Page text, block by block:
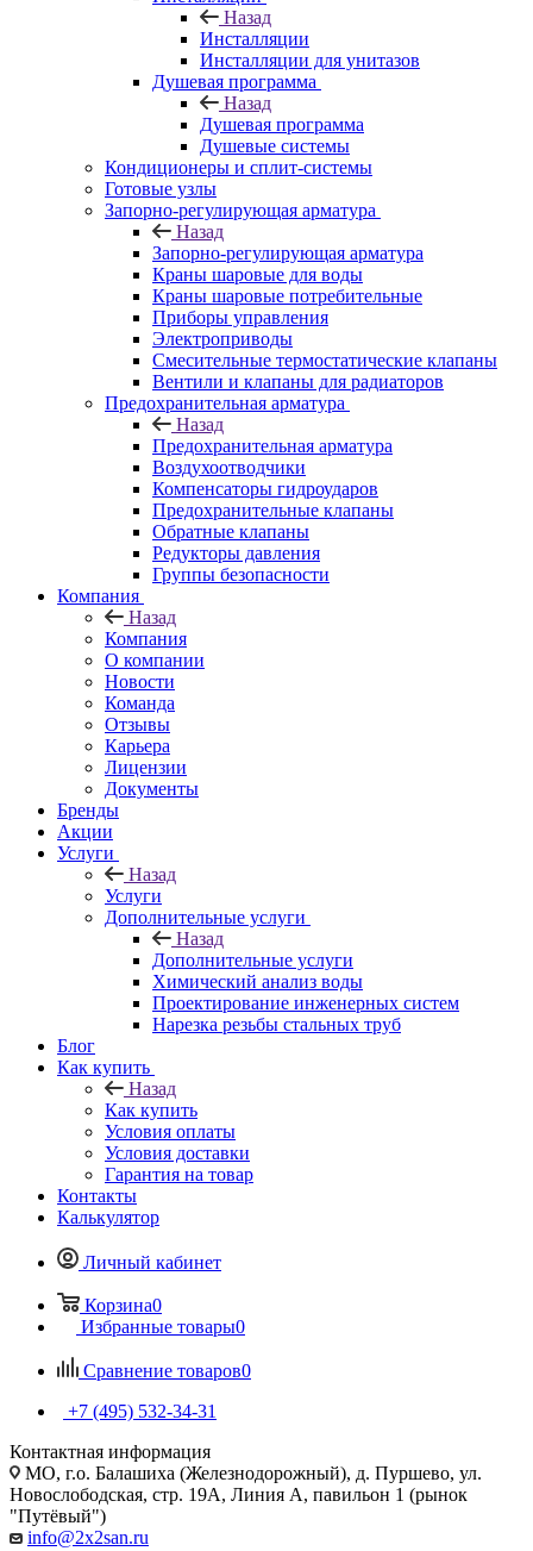
Назад
Инсталляции
Инсталляции для унитазов
Душевая программа
Назад
Душевая программа
Душевые системы
Кондиционеры и сплит-системы
Готовые узлы
Запорно-регулирующая арматура
Назад
Запорно-регулирующая арматура
Краны шаровые для воды
Краны шаровые потребительные
Приборы управления
Электроприводы
Смесительные термостатические клапаны
Вентили и клапаны для радиаторов
Предохранительная арматура
Назад
Предохранительная арматура
Воздухоотводчики
Компенсаторы гидроударов
Предохранительные клапаны
Обратные клапаны
Редукторы давления
Группы безопасности
Компания
Назад
Компания
О компании
Новости
Команда
Отзывы
Карьера
Лицензии
Документы
Бренды
Акции
Услуги
Назад
Услуги
Дополнительные услуги
Назад
Дополнительные услуги
Химический анализ воды
Проектирование инженерных систем
Нарезка резьбы стальных труб
Блог
Как купить
Назад
Как купить
Условия оплаты
Условия доставки
Гарантия на товар
Контакты
Калькулятор
Личный кабинет
Корзина0
Избранные товары0
Сравнение товаров0
+7 (495) 532‑34‑31
Контактная информация
МО, г.о. Балашиха (Железнодорожный), д. Пуршево, ул.
Новослободская, стр. 19А, Линия А, павильон 1 (рынок
"Путёвый")
info@2x2san.ru